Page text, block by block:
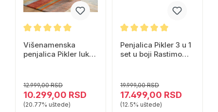
Višenamenska
penjalica Pikler luk
12.999,00 RSD
10.299,00 RSD
(20.77% uštede)
Penjalica Pikler 3 u 1
set u boji Rastimo
19.999,00 RSD
17.499,00 RSD
(12.5% uštede)